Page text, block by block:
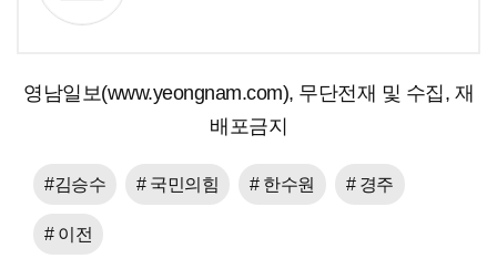
영남일보(www.yeongnam.com), 무단전재 및 수집, 재
배포금지
#김승수 # 국민의힘 # 한수원 # 경주
# 이전